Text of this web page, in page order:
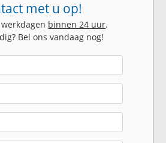
met u op!
binnen 24 uur.
Bel ons vandaag nog!